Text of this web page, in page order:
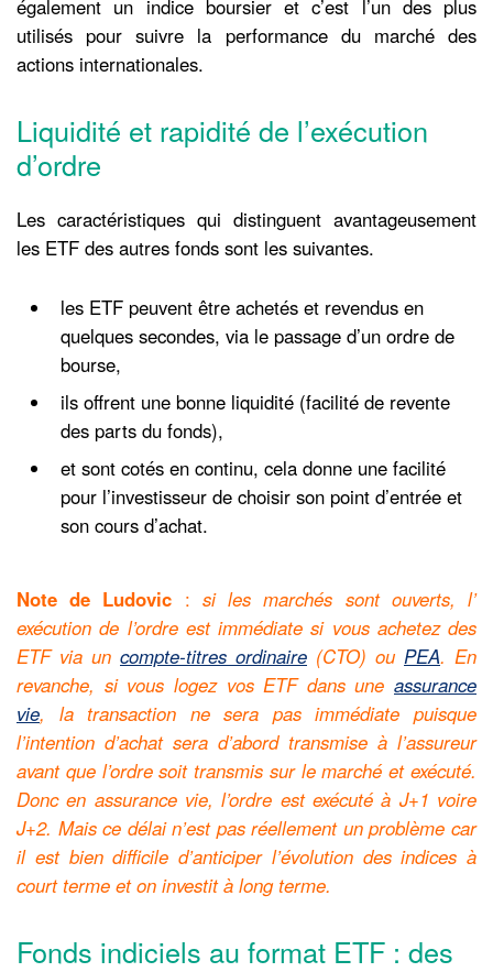
également un indice boursier et c’est l’un des plus
utilisés pour suivre la performance du marché des
actions internationales.
Liquidité et rapidité de l’exécution
d’ordre
Les caractéristiques qui distinguent avantageusement
les ETF des autres fonds sont les suivantes.
les ETF peuvent être achetés et revendus en
quelques secondes, via le passage d’un ordre de
bourse,
ils offrent une bonne liquidité (facilité de revente
des parts du fonds),
et sont cotés en continu, cela donne une facilité
pour l’investisseur de choisir son point d’entrée et
son cours d’achat.
Note de Ludovic : si les marchés sont ouverts, l’
exécution de l’ordre est immédiate si vous achetez des
ETF via un compte-titres ordinaire (CTO) ou PEA. En
revanche, si vous logez vos ETF dans une assurance
vie, la transaction ne sera pas immédiate puisque
l’intention d’achat sera d’abord transmise à l’assureur
avant que l’ordre soit transmis sur le marché et exécuté.
Donc en assurance vie, l’ordre est exécuté à J+1 voire
J+2. Mais ce délai n’est pas réellement un problème car
il est bien difficile d’anticiper l’évolution des indices à
court terme et on investit à long terme.
Fonds indiciels au format ETF : des